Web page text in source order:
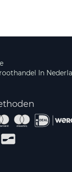
In